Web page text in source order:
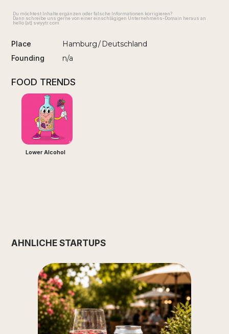
Du möchtest Inhalte ergänzen oder falsche Informationen korrigieren?
Dann schreibe uns gerne von einer einschlägigen Unternehmens-Domain heraus an
hello [at] swyytr.com
Place Hamburg/ Deutschland
Founding n/a
FOOD TRENDS
Lower Alcohol
ÄHNLICHE STARTUPS